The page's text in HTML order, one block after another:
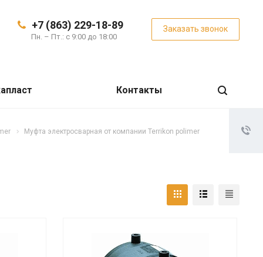
+7 (863) 229-18-89
Пн. – Пт.: с 9:00 до 18:00
Заказать звонок
Контакты
Муфта электросварная от компании Terrikon polimer